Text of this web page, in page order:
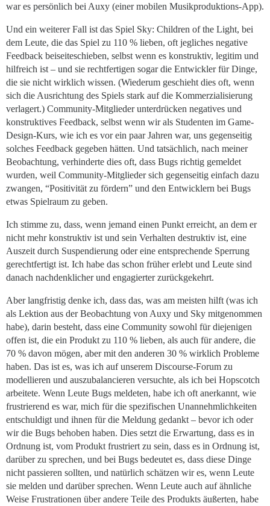
war es persönlich bei Auxy (einer mobilen Musikproduktions-App).
Und ein weiterer Fall ist das Spiel Sky: Children of the Light, bei
dem Leute, die das Spiel zu 110 % lieben, oft jegliches negative
Feedback beiseiteschieben, selbst wenn es konstruktiv, legitim und
hilfreich ist – und sie rechtfertigen sogar die Entwickler für Dinge,
die sie nicht wirklich wissen. (Wiederum geschieht dies oft, wenn
sich die Ausrichtung des Spiels stark auf die Kommerzialisierung
verlagert.) Community-Mitglieder unterdrücken negatives und
konstruktives Feedback, selbst wenn wir als Studenten im Game-
Design-Kurs, wie ich es vor ein paar Jahren war, uns gegenseitig
solches Feedback gegeben hätten. Und tatsächlich, nach meiner
Beobachtung, verhinderte dies oft, dass Bugs richtig gemeldet
wurden, weil Community-Mitglieder sich gegenseitig einfach dazu
zwangen, “Positivität zu fördern” und den Entwicklern bei Bugs
etwas Spielraum zu geben.
Ich stimme zu, dass, wenn jemand einen Punkt erreicht, an dem er
nicht mehr konstruktiv ist und sein Verhalten destruktiv ist, eine
Auszeit durch Suspendierung oder eine entsprechende Sperrung
gerechtfertigt ist. Ich habe das schon früher erlebt und Leute sind
danach nachdenklicher und engagierter zurückgekehrt.
Aber langfristig denke ich, dass das, was am meisten hilft (was ich
als Lektion aus der Beobachtung von Auxy und Sky mitgenommen
habe), darin besteht, dass eine Community sowohl für diejenigen
offen ist, die ein Produkt zu 110 % lieben, als auch für andere, die
70 % davon mögen, aber mit den anderen 30 % wirklich Probleme
haben. Das ist es, was ich auf unserem Discourse-Forum zu
modellieren und auszubalancieren versuchte, als ich bei Hopscotch
arbeitete. Wenn Leute Bugs meldeten, habe ich oft anerkannt, wie
frustrierend es war, mich für die spezifischen Unannehmlichkeiten
entschuldigt und ihnen für die Meldung gedankt – bevor ich oder
wir die Bugs behoben haben. Dies setzt die Erwartung, dass es in
Ordnung ist, vom Produkt frustriert zu sein, dass es in Ordnung ist,
darüber zu sprechen, und bei Bugs bedeutet es, dass diese Dinge
nicht passieren sollten, und natürlich schätzen wir es, wenn Leute
sie melden und darüber sprechen. Wenn Leute auch auf ähnliche
Weise Frustrationen über andere Teile des Produkts äußerten, habe